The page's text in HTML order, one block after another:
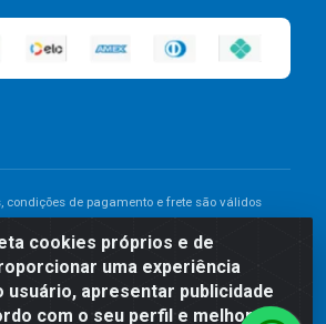
cookies próprios e de
uma experiência
usuário, apresentar publicidade
com o seu perfil e melhorar a
condições de pagamento e frete são válidos
de um produto, será válido o preço que for
compras do site no momento do pagamento.
a análise e disponibilidade do estoque.
de produtos meramente ilustrativas.